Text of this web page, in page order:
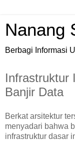
Nanang
Berbagi Informasi
Infrastruktur
Banjir Data
Berkat arsitektur
menyadari bahwa
infrastruktur dasar